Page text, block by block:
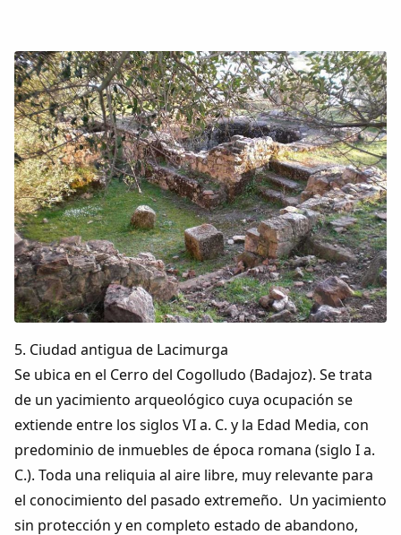
5. Ciudad antigua de Lacimurga
Se ubica en el Cerro del Cogolludo (Badajoz). Se trata
de un yacimiento arqueológico cuya ocupación se
extiende entre los siglos VI a. C. y la Edad Media, con
predominio de inmuebles de época romana (siglo I a.
C.). Toda una reliquia al aire libre, muy relevante para
el conocimiento del pasado extremeño. Un yacimiento
sin protección y en completo estado de abandono,